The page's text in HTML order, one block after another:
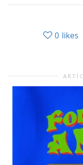
0 likes